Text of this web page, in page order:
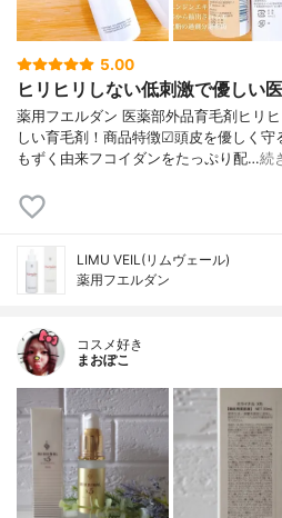
5.00
ヒリヒリしない低刺激で優しい
薬用フエルダン 医薬部外品育毛剤ヒリ
しい育毛剤！商品特徴☑頭皮を優しく
もずく由来フコイダンをたっぷり配…続
LIMU VEIL(リムヴェール)
薬用フエルダン
コスメ好き
まおぽこ